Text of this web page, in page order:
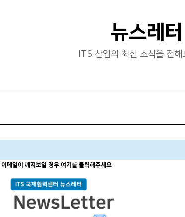
뉴스레터
ITS 산업의 최신 소식을 전해
메일이 깨져보일 경우 여기를 클릭해주세요